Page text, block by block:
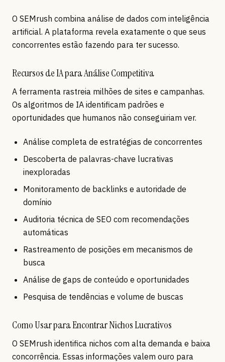
O SEMrush combina análise de dados com inteligência
artificial. A plataforma revela exatamente o que seus
concorrentes estão fazendo para ter sucesso.
Recursos de IA para Análise Competitiva
A ferramenta rastreia milhões de sites e campanhas.
Os algoritmos de IA identificam padrões e
oportunidades que humanos não conseguiriam ver.
Análise completa de estratégias de concorrentes
Descoberta de palavras-chave lucrativas
inexploradas
Monitoramento de backlinks e autoridade de
domínio
Auditoria técnica de SEO com recomendações
automáticas
Rastreamento de posições em mecanismos de
busca
Análise de gaps de conteúdo e oportunidades
Pesquisa de tendências e volume de buscas
Como Usar para Encontrar Nichos Lucrativos
O SEMrush identifica nichos com alta demanda e baixa
concorrência. Essas informações valem ouro para